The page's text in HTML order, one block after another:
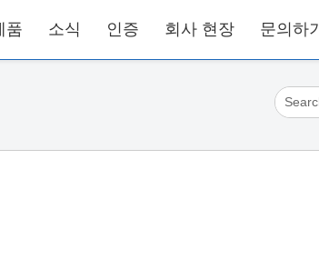
품 소식 인증 회사 현장 문의하기